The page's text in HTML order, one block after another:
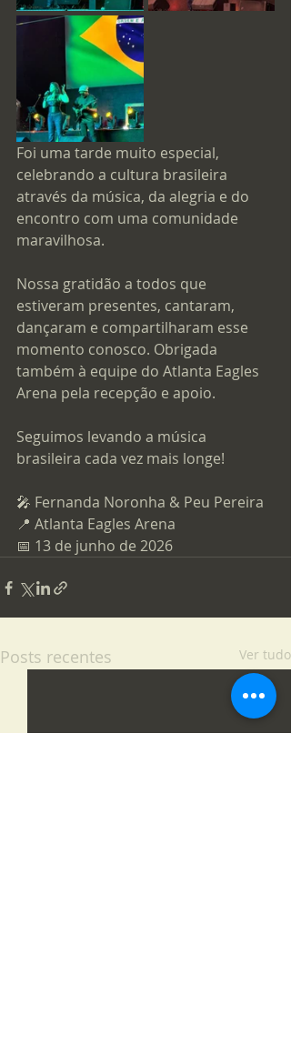
Foi uma tarde muito especial,
celebrando a cultura brasileira
através da música, da alegria e do
encontro com uma comunidade
maravilhosa.
Nossa gratidão a todos que
estiveram presentes, cantaram,
dançaram e compartilharam esse
momento conosco. Obrigada
também à equipe do Atlanta Eagles
Arena pela recepção e apoio.
Seguimos levando a música
brasileira cada vez mais longe!
🎤 Fernanda Noronha & Peu Pereira
📍 Atlanta Eagles Arena
📅 13 de junho de 2026
Posts recentes Ver tudo